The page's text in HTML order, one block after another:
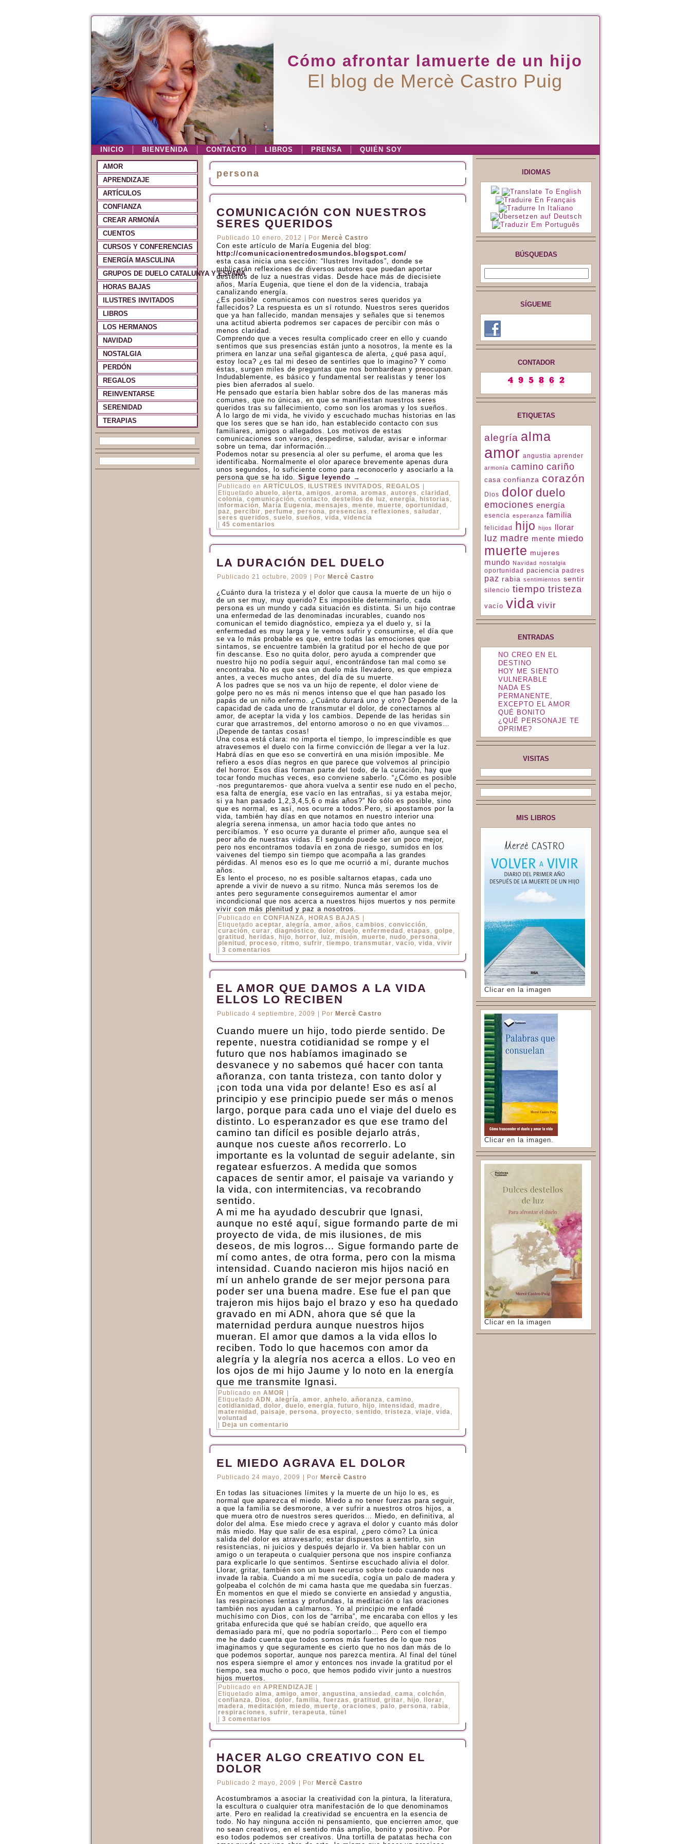
Cómo afrontar lamuerte de un hijo
El blog de Mercè Castro Puig
INICIO BIENVENIDA CONTACTO LIBROS PRENSA QUIÉN SOY
AMOR
APRENDIZAJE
ARTÍCULOS
CONFIANZA
CREAR ARMONÍA
CUENTOS
CURSOS Y CONFERENCIAS
ENERGÍA MASCULINA
GRUPOS DE DUELO CATALUNYA Y ESPAÑA
HORAS BAJAS
ILUSTRES INVITADOS
LIBROS
LOS HERMANOS
NAVIDAD
NOSTALGIA
PERDÓN
REGALOS
REINVENTARSE
SERENIDAD
TERAPIAS
persona
COMUNICACIÓN CON NUESTROS
SERES QUERIDOS
Publicado 10 enero, 2012 Por Mercè Castro
Con este artículo de María Eugenia del blog:
http://comunicacionentredosmundos.blogspot.com/
esta casa inicia una sección: “Ilustres Invitados”, donde se
publicarán reflexiones de diversos autores que puedan aportar
destellos de luz a nuestras vidas. Desde hace más de diecisiete
años, María Eugenia, que tiene el don de la videncia, trabaja
canalizando energía.
¿Es posible comunicamos con nuestros seres queridos ya
fallecidos? La respuesta es un sí rotundo. Nuestros seres queridos
que ya han fallecido, mandan mensajes y señales que si tenemos
una actitud abierta podremos ser capaces de percibir con más o
menos claridad.
Comprendo que a veces resulta complicado creer en ello y cuando
sentimos que sus presencias están junto a nosotros, la mente es la
primera en lanzar una señal gigantesca de alerta, ¿qué pasa aquí,
estoy loca? ¿es tal mi deseo de sentirles que lo imagino? Y como
éstas, surgen miles de preguntas que nos bombardean y preocupan.
Indudablemente, es básico y fundamental ser realistas y tener los
pies bien aferrados al suelo.
He pensado que estaría bien hablar sobre dos de las maneras más
comunes, que no únicas, en que se manifiestan nuestros seres
queridos tras su fallecimiento, como son los aromas y los sueños.
A lo largo de mi vida, he vivido y escuchado muchas historias en las
que los seres que se han ido, han establecido contacto con sus
familiares, amigos o allegados. Los motivos de estas
comunicaciones son varios, despedirse, saludar, avisar e informar
sobre un tema, dar información…
Podemos notar su presencia al oler su perfume, el aroma que les
identificaba. Normalmente el olor aparece brevemente apenas dura
unos segundos, lo suficiente como para reconocerlo y asociarlo a la
persona que se ha ido. Sigue leyendo →
Publicado en ARTÍCULOS, ILUSTRES INVITADOS, REGALOS
Etiquetado abuelo, alerta, amigos , aroma, aromas , autores , claridad ,
colonia, comunicación, contacto, destellos de luz, energía, historias ,
información, María Eugenia, mensajes , mente, muerte, oportunidad ,
paz, percibir, perfume, persona, presencias , reflexiones , saludar,
seres queridos , suelo, sueños , vida, videncia
45 comentarios
LA DURACIÓN DEL DUELO
Publicado 21 octubre, 2009 Por Mercè Castro
¿Cuánto dura la tristeza y el dolor que causa la muerte de un hijo o
de un ser muy, muy querido? Es imposible determinarlo, cada
persona es un mundo y cada situación es distinta. Si un hijo contrae
una enfermedad de las denominadas incurables, cuando nos
comunican el temido diagnóstico, empieza ya el duelo y, si la
enfermedad es muy larga y le vemos sufrir y consumirse, el día que
se va lo más probable es que, entre todas las emociones que
sintamos, se encuentre también la gratitud por el hecho de que por
fin descanse. Eso no quita dolor, pero ayuda a comprender que
nuestro hijo no podía seguir aquí, encontrándose tan mal como se
encontraba. No es que sea un duelo más llevadero, es que empieza
antes, a veces mucho antes, del día de su muerte.
A los padres que se nos va un hijo de repente, el dolor viene de
golpe pero no es más ni menos intenso que el que han pasado los
papás de un niño enfermo. ¿Cuánto durará uno y otro? Depende de la
capacidad de cada uno de transmutar el dolor, de conectarnos al
amor, de aceptar la vida y los cambios. Depende de las heridas sin
curar que arrastremos, del entorno amoroso o no en que vivamos…
¡Depende de tantas cosas!
Una cosa está clara: no importa el tiempo, lo imprescindible es que
atravesemos el duelo con la firme convicción de llegar a ver la luz.
Habrá días en que eso se convertirá en una misión imposible. Me
refiero a esos días negros en que parece que volvemos al principio
del horror. Esos días forman parte del todo, de la curación, hay que
tocar fondo muchas veces, eso conviene saberlo. “¿Cómo es posible
-nos preguntaremos- que ahora vuelva a sentir ese nudo en el pecho,
esa falta de energía, ese vacío en las entrañas, si ya estaba mejor,
si ya han pasado 1,2,3,4,5,6 o más años?” No sólo es posible, sino
que es normal, es así, nos ocurre a todos.Pero, si apostamos por la
vida, también hay días en que notamos en nuestro interior una
alegría serena inmensa, un amor hacia todo que antes no
percibíamos. Y eso ocurre ya durante el primer año, aunque sea el
peor año de nuestras vidas. El segundo puede ser un poco mejor,
pero nos encontramos todavía en zona de riesgo, sumidos en los
vaivenes del tiempo sin tiempo que acompaña a las grandes
pérdidas. Al menos eso es lo que me ocurrió a mí, durante muchos
años.
Es lento el proceso, no es posible saltarnos etapas, cada uno
aprende a vivir de nuevo a su ritmo. Nunca más seremos los de
antes pero seguramente conseguiremos aumentar el amor
incondicional que nos acerca a nuestros hijos muertos y nos permite
vivir con más plenitud y paz a nosotros.
Publicado en CONFIANZA , HORAS BAJAS
Etiquetado aceptar, alegría, amor, años , cambios , convicción,
curación, curar, diagnóstico, dolor, duelo, enfermedad , etapas , golpe,
gratitud , heridas , hijo, horror, luz, misión, muerte, nudo, persona,
plenitud , proceso, ritmo, sufrir, tiempo, transmutar, vacío, vida, vivir
3 comentarios
EL AMOR QUE DAMOS A LA VIDA
ELLOS LO RECIBEN
Publicado 4 septiembre, 2009 Por Mercè Castro
Cuando muere un hijo, todo pierde sentido. De
repente, nuestra cotidianidad se rompe y el
futuro que nos habíamos imaginado se
desvanece y no sabemos qué hacer con tanta
añoranza, con tanta tristeza, con tanto dolor y
¡con toda una vida por delante! Eso es así al
principio y ese principio puede ser más o menos
largo, porque para cada uno el viaje del duelo es
distinto. Lo esperanzador es que ese tramo del
camino tan difícil es posible dejarlo atrás,
aunque nos cueste años recorrerlo. Lo
importante es la voluntad de seguir adelante, sin
regatear esfuerzos. A medida que somos
capaces de sentir amor, el paisaje va variando y
la vida, con intermitencias, va recobrando
sentido.
A mi me ha ayudado descubrir que Ignasi,
aunque no esté aquí, sigue formando parte de mi
proyecto de vida, de mis ilusiones, de mis
deseos, de mis logros… Sigue formando parte de
mí como antes, de otra forma, pero con la misma
intensidad. Cuando nacieron mis hijos nació en
mí un anhelo grande de ser mejor persona para
poder ser una buena madre. Ese fue el pan que
trajeron mis hijos bajo el brazo y eso ha quedado
gravado en mi ADN, ahora que sé que la
maternidad perdura aunque nuestros hijos
mueran. El amor que damos a la vida ellos lo
reciben. Todo lo que hacemos con amor da
alegría y la alegría nos acerca a ellos. Lo veo en
los ojos de mi hijo Jaume y lo noto en la energía
que me transmite Ignasi.
Publicado en AMOR
Etiquetado ADN , alegría, amor, anhelo, añoranza, camino,
cotidianidad , dolor, duelo, energía, futuro, hijo, intensidad , madre,
maternidad , paisaje, persona, proyecto, sentido, tristeza, viaje, vida,
voluntad
Deja un comentario
EL MIEDO AGRAVA EL DOLOR
Publicado 24 mayo, 2009 Por Mercè Castro
En todas las situaciones límites y la muerte de un hijo lo es, es
normal que aparezca el miedo. Miedo a no tener fuerzas para seguir,
a que la familia se desmorone, a ver sufrir a nuestros otros hijos, a
que muera otro de nuestros seres queridos… Miedo, en definitiva, al
dolor del alma. Ese miedo crece y agrava el dolor y cuanto más dolor
más miedo. Hay que salir de esa espiral, ¿pero cómo? La única
salida del dolor es atravesarlo; estar dispuestos a sentirlo, sin
resistencias, ni juicios y después dejarlo ir. Va bien hablar con un
amigo o un terapeuta o cualquier persona que nos inspire confianza
para explicarle lo que sentimos. Sentirse escuchado alivia el dolor.
Llorar, gritar, también son un buen recurso sobre todo cuando nos
invade la rabia. Cuando a mi me sucedía, cogía un palo de madera y
golpeaba el colchón de mi cama hasta que me quedaba sin fuerzas.
En momentos en que el miedo se convierte en ansiedad y angustia,
las respiraciones lentas y profundas, la meditación o las oraciones
también nos ayudan a calmarnos. Yo al principio me enfadé
muchísimo con Dios, con los de “arriba”, me encaraba con ellos y les
gritaba enfurecida que qué se habían creído, que aquello era
demasiado para mí, que no podría soportarlo… Pero con el tiempo
me he dado cuenta que todos somos más fuertes de lo que nos
imaginamos y que seguramente es cierto que no nos dan más de lo
que podemos soportar, aunque nos parezca mentira. Al final del túnel
nos espera siempre el amor y entonces nos invade la gratitud por el
tiempo, sea mucho o poco, que hemos podido vivir junto a nuestros
hijos muertos.
Publicado en APRENDIZAJE
Etiquetado alma, amigo, amor, angustina, ansiedad , cama, colchón,
confianza, Dios , dolor, familia, fuerzas , gratitud , gritar, hijo, llorar,
madera, meditación, miedo, muerte, oraciones , palo, persona, rabia,
respiraciones , sufrir, terapeuta, túnel
3 comentarios
HACER ALGO CREATIVO CON EL
DOLOR
Publicado 2 mayo, 2009 Por Mercè Castro
Acostumbramos a asociar la creatividad con la pintura, la literatura,
la escultura o cualquier otra manifestación de lo que denominamos
arte. Pero en realidad la creatividad se encuentra en la esencia de
todo. No hay ninguna acción ni pensamiento, que encierren amor, que
no sean creativos, en el sentido más amplio, bonito y positivo. Por
eso todos podemos ser creativos. Una tortilla de patatas hecha con
IDIOMAS
BÚSQUEDAS
SÍGUEME
CONTADOR
ETIQUETAS
alegría alma
amor angustia aprender
armonía camino cariño
casa confianza corazón
Dios dolor duelo
emociones energía
esencia esperanza familia
felicidad hijo hijos llorar
luz madre mente miedo
muerte mujeres
mundo Navidad nostalgia
oportunidad
paciencia padres
paz rabia sentimientos sentir
silencio tiempo tristeza
vacío vida vivir
ENTRADAS
NO CREO EN EL
DESTINO
HOY ME SIENTO
VULNERABLE
NADA ES
PERMANENTE,
EXCEPTO EL AMOR
QUÉ BONITO
¿QUÉ PERSONAJE TE
OPRIME?
VISITAS
MIS LIBROS
Clicar en la imagen
Clicar en la imagen.
Clicar en la imagen